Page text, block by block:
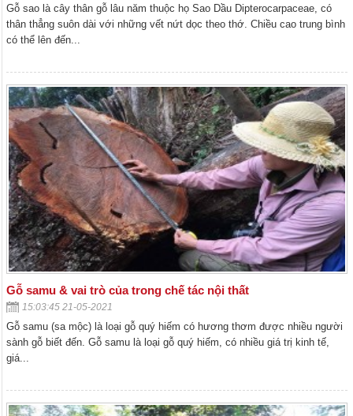
Gỗ sao là cây thân gỗ lâu năm thuộc họ Sao Dầu Dipterocarpaceae, có
thân thẳng suôn dài với những vết nứt dọc theo thớ. Chiều cao trung bình
có thể lên đến...
Gỗ samu & vai trò của trong chế tác nội thất
15:03:45 21-05-2021
Gỗ samu (sa mộc) là loại gỗ quý hiếm có hương thơm được nhiều người
sành gỗ biết đến. Gỗ samu là loại gỗ quý hiếm, có nhiều giá trị kinh tế,
giá...